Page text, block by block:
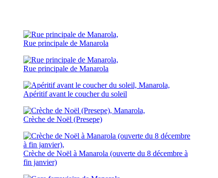
Rue principale de Manarola
Rue principale de Manarola
Apéritif avant le coucher du soleil
Crèche de Noël (Presepe)
Crèche de Noël à Manarola (ouverte du 8 décembre à
fin janvier)